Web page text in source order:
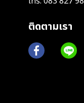
ติดตามเรา